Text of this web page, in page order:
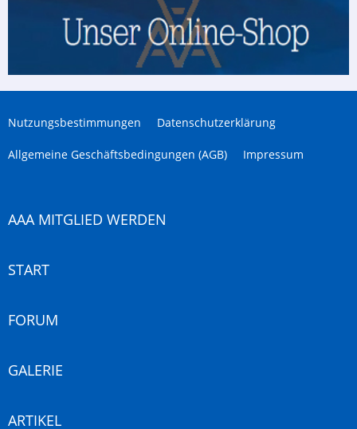
Nutzungsbestimmungen Datenschutzerklärung
Allgemeine Geschäftsbedingungen (AGB) Impressum
AAA MITGLIED WERDEN
START
FORUM
GALERIE
ARTIKEL